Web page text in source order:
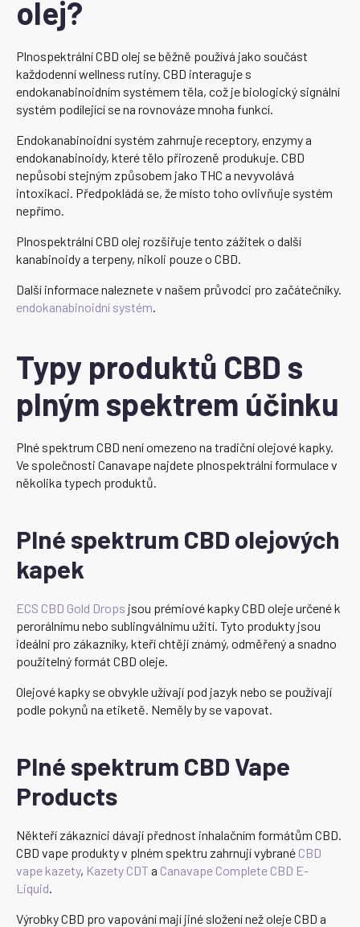
olej?
Plnospektrální CBD olej se běžně používá jako součást
každodenní wellness rutiny. CBD interaguje s
endokanabinoidním systémem těla, což je biologický signální
systém podílející se na rovnováze mnoha funkcí.
Endokanabinoidní systém zahrnuje receptory, enzymy a
endokanabinoidy, které tělo přirozeně produkuje. CBD
nepůsobí stejným způsobem jako THC a nevyvolává
intoxikaci. Předpokládá se, že místo toho ovlivňuje systém
nepřímo.
Plnospektrální CBD olej rozšiřuje tento zážitek o další
kanabinoidy a terpeny, nikoli pouze o CBD.
Další informace naleznete v našem průvodci pro začátečníky.
endokanabinoidní systém.
Typy produktů CBD s
plným spektrem účinku
Plné spektrum CBD není omezeno na tradiční olejové kapky.
Ve společnosti Canavape najdete plnospektrální formulace v
několika typech produktů.
Plné spektrum CBD olejových
kapek
ECS CBD Gold Drops jsou prémiové kapky CBD oleje určené k
perorálnímu nebo sublingválnímu užití. Tyto produkty jsou
ideální pro zákazníky, kteří chtějí známý, odměřený a snadno
použitelný formát CBD oleje.
Olejové kapky se obvykle užívají pod jazyk nebo se používají
podle pokynů na etiketě. Neměly by se vapovat.
Plné spektrum CBD Vape
Products
Někteří zákazníci dávají přednost inhalačním formátům CBD.
CBD vape produkty v plném spektru zahrnují vybrané CBD
vape kazety, Kazety CDTa Canavape Complete CBD E-
Liquid.
Výrobky CBD pro vapování mají jiné složení než oleje CBD a